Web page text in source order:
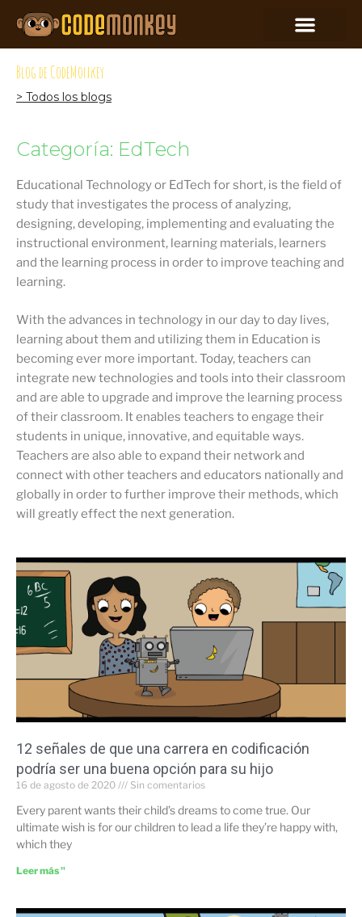
Blog de CodeMonkey
> Todos los blogs
Categoría: EdTech
Educational Technology or EdTech for short, is the field of
study that investigates the process of analyzing,
designing, developing, implementing and evaluating the
instructional environment, learning materials, learners
and the learning process in order to improve teaching and
learning.
With the advances in technology in our day to day lives,
learning about them and utilizing them in Education is
becoming ever more important. Today, teachers can
integrate new technologies and tools into their classroom
and are able to upgrade and improve the learning process
of their classroom. It enables teachers to engage their
students in unique, innovative, and equitable ways.
Teachers are also able to expand their network and
connect with other teachers and educators nationally and
globally in order to further improve their methods, which
will greatly effect the next generation.
12 señales de que una carrera en codificación
podría ser una buena opción para su hijo
16 de agosto de 2020 Sin comentarios
Every parent wants their child’s dreams to come true. Our
ultimate wish is for our children to lead a life they’re happy with,
which they
Leer más "